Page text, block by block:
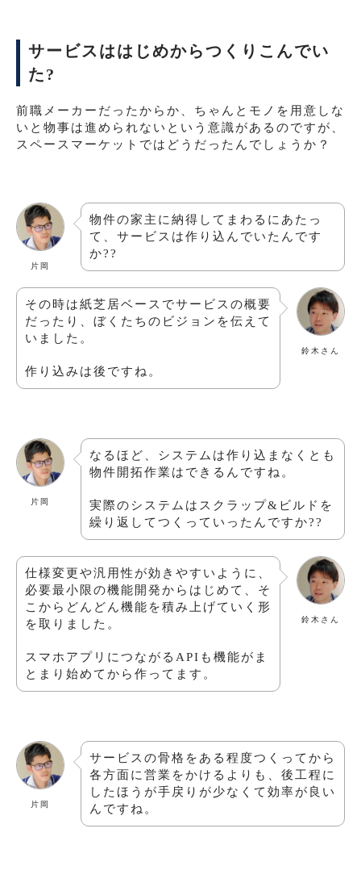
サービスははじめからつくりこんでい
た?
前職メーカーだったからか、ちゃんとモノを用意しな
いと物事は進められないという意識があるのですが、
スペースマーケットではどうだったんでしょうか？
片岡
物件の家主に納得してまわるにあたっ
て、サービスは作り込んでいたんです
か??
鈴木さん
その時は紙芝居ベースでサービスの概要
だったり、ぼくたちのビジョンを伝えて
いました。
作り込みは後ですね。
片岡
なるほど、システムは作り込まなくとも
物件開拓作業はできるんですね。
実際のシステムはスクラップ&ビルドを
繰り返してつくっていったんですか??
鈴木さん
仕様変更や汎用性が効きやすいように、
必要最小限の機能開発からはじめて、そ
こからどんどん機能を積み上げていく形
を取りました。
スマホアプリにつながるAPIも機能がま
とまり始めてから作ってます。
片岡
サービスの骨格をある程度つくってから
各方面に営業をかけるよりも、後工程に
したほうが手戻りが少なくて効率が良い
んですね。